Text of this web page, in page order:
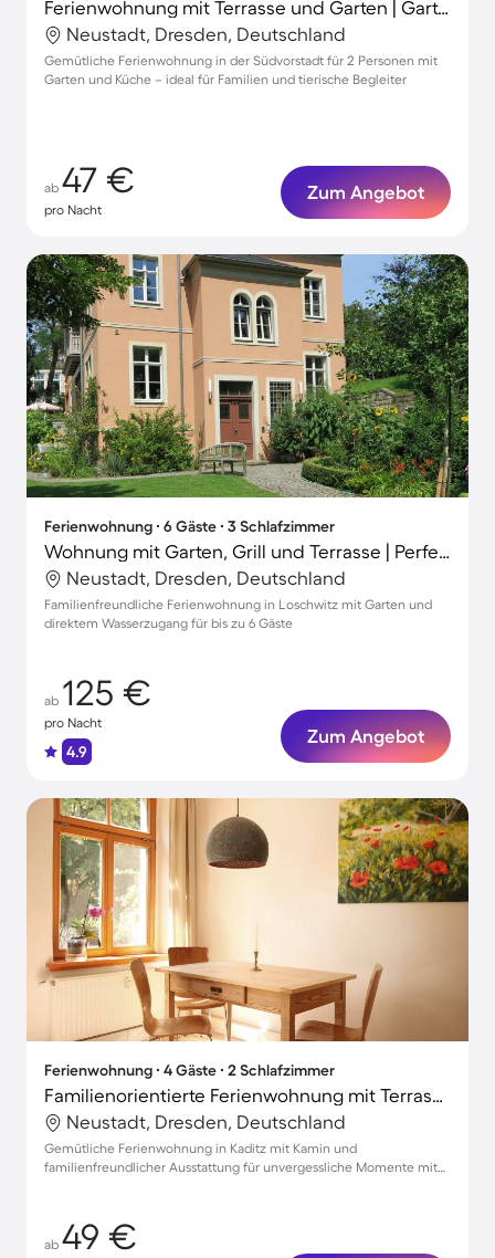
Ferienwohnung mit Terrasse und Garten | Gartenblick
Neustadt, Dresden, Deutschland
Gemütliche Ferienwohnung in der Südvorstadt für 2 Personen mit
Garten und Küche – ideal für Familien und tierische Begleiter
ab 47 €
pro Nacht
Zum Angebot
Ferienwohnung ∙ 6 Gäste ∙ 3 Schlafzimmer
Wohnung mit Garten, Grill und Terrasse | Perfekt für die Arbeit von Zuhause
Neustadt, Dresden, Deutschland
Familienfreundliche Ferienwohnung in Loschwitz mit Garten und
direktem Wasserzugang für bis zu 6 Gäste
ab 125 €
pro Nacht
4.9
Zum Angebot
Ferienwohnung ∙ 4 Gäste ∙ 2 Schlafzimmer
Familienorientierte Ferienwohnung mit Terrasse und Grill
Neustadt, Dresden, Deutschland
Gemütliche Ferienwohnung in Kaditz mit Kamin und
familienfreundlicher Ausstattung für unvergessliche Momente mit
ab 49 €